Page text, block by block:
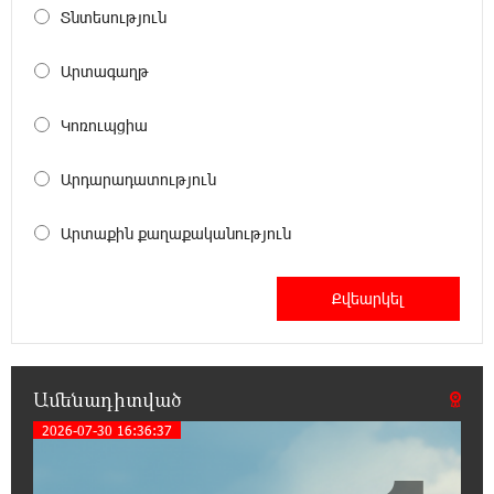
13-ին հարյուրավոր հասցեներում լույս չի
Ջուր հավաքեք․ բազմաթիվ հասցեներում
Եվրոպայի մայրաքաղաքները գրանցում են
շոգի նոր ռեկորդներ
Զովունի-Եղվարդ ճանապարհին բախվել են
«Alfa Romeo»-ն և «Opel»-ը. կա վիրավոր
Տնտեսություն
Արտագաղթ
Կոռուպցիա
Արդարադատություն
Արտաքին քաղաքականություն
Ամենադիտված
2026-07-30 16:36:37